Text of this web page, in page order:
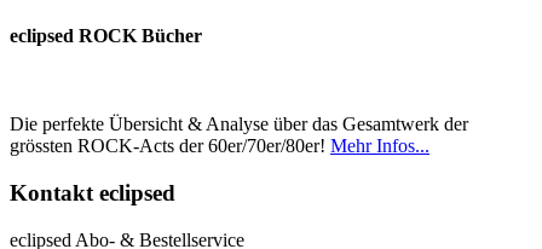
eclipsed ROCK Bücher
Die perfekte Übersicht & Analyse über das Gesamtwerk der
grössten ROCK-Acts der 60er/70er/80er! Mehr Infos...
Kontakt eclipsed
eclipsed Abo- & Bestellservice